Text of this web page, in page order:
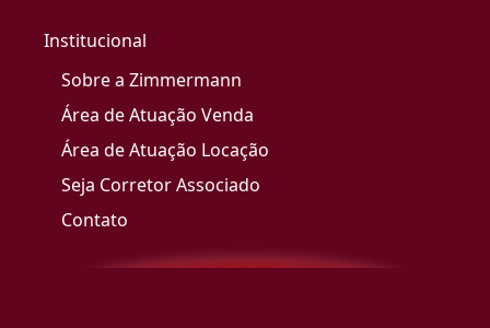
Institucional
Sobre a Zimmermann
Área de Atuação Venda
Área de Atuação Locação
Seja Corretor Associado
Contato